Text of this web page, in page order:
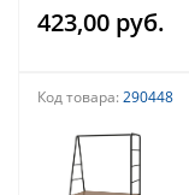
423,00 руб.
Код товара: 290448